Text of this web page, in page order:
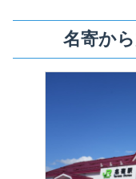
名寄か